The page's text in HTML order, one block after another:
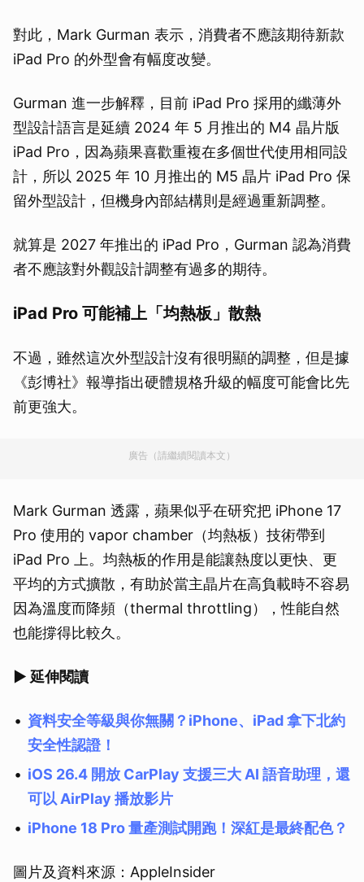
對此，Mark Gurman 表示，消費者不應該期待新款
iPad Pro 的外型會有幅度改變。
Gurman 進一步解釋，目前 iPad Pro 採用的纖薄外
型設計語言是延續 2024 年 5 月推出的 M4 晶片版
iPad Pro，因為蘋果喜歡重複在多個世代使用相同設
計，所以 2025 年 10 月推出的 M5 晶片 iPad Pro 保
留外型設計，但機身內部結構則是經過重新調整。
就算是 2027 年推出的 iPad Pro，Gurman 認為消費
者不應該對外觀設計調整有過多的期待。
iPad Pro 可能補上「均熱板」散熱
不過，雖然這次外型設計沒有很明顯的調整，但是據
《彭博社》報導指出硬體規格升級的幅度可能會比先
前更強大。
廣告（請繼續閱讀本文）
Mark Gurman 透露，蘋果似乎在研究把 iPhone 17
Pro 使用的 vapor chamber（均熱板）技術帶到
iPad Pro 上。均熱板的作用是能讓熱度以更快、更
平均的方式擴散，有助於當主晶片在高負載時不容易
因為溫度而降頻（thermal throttling），性能自然
也能撐得比較久。
▶ 延伸閱讀
資料安全等級與你無關？iPhone、iPad 拿下北約
安全性認證！
iOS 26.4 開放 CarPlay 支援三大 AI 語音助理，還
可以 AirPlay 播放影片
iPhone 18 Pro 量產測試開跑！深紅是最終配色？
圖片及資料來源：AppleInsider